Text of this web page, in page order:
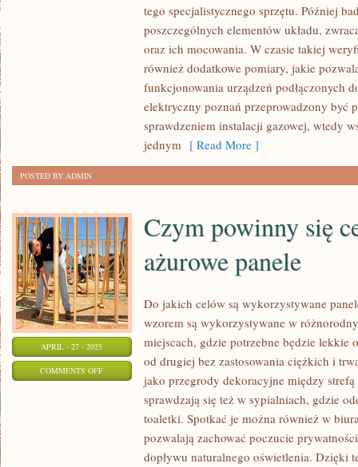
tego specjalistycznego sprzętu. Później
poszczególnych elementów układu,
oraz ich mocowania. W czasie takiej
również dodatkowe pomiary, jakie
funkcjonowania urządzeń podłączonych
elektryczny poznań przeprowadzony być
sprawdzeniem instalacji gazowej, wtedy
jednym [ Read More ]
POSTED BY ADMIN
APRIL - 27 - 2025
COMMENTS OFFON
Czym powinny się
ażurowe panele
Do jakich celów są wykorzystywane
wzorem są wykorzystywane w
miejscach, gdzie potrzebne będzie lekkie
od drugiej bez zastosowania ciężkich i
jako przegrody dekoracyjne między
sprawdzają się też w sypialniach, gdzie
toaletki. Spotkać je można również w
pozwalają zachować poczucie
dopływu naturalnego oświetlenia. Dzięki